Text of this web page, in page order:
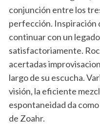
conjunción entre los
perfección. Inspiración
continuar con un
satisfactoriamente.
acertadas
largo de su escucha.
visión, la eficiente
espontaneidad da
de Zoahr.